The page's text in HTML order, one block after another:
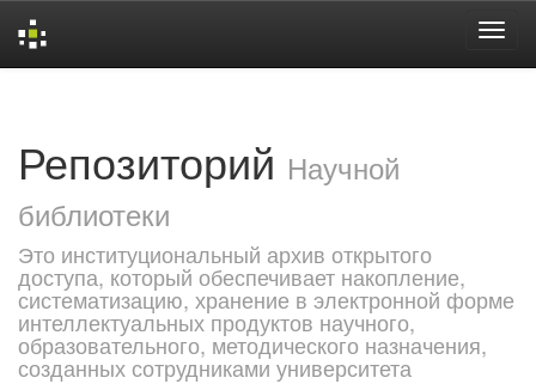
Репозиторий Научной
библиотеки
Это институциональный архив открытого
доступа, который обеспечивает накопление,
систематизацию, хранение в электронной форме
интеллектуальных продуктов научного,
образовательного, методического назначения,
созданных сотрудниками университета